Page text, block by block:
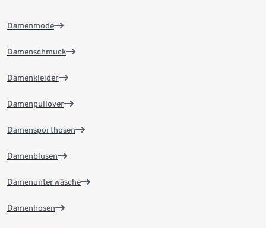
Damenmode
Damenschmuck
Damenkleider
Damenpullover
Damensporthosen
Damenblusen
Damenunterwäsche
Damenhosen